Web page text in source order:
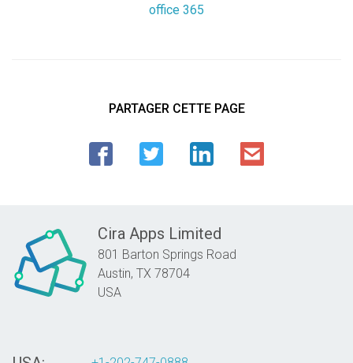
office 365
PARTAGER CETTE PAGE
Cira Apps Limited
801 Barton Springs Road
Austin, TX 78704
USA